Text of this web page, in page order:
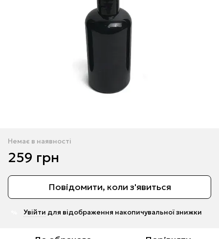
Немає в наявності
259 грн
Повідомити, коли з'явиться
Увійти для відображення накопичувальної знижки